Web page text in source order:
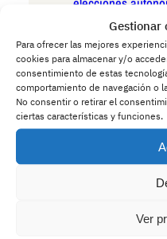
Gestionar
Para ofrecer las mejores
cookies para almacenar y/o
consentimiento de estas
comportamiento de navegación o
No consentir o retirar el
ciertas características y funciones.
Ver
mayo 15, 2026
Andalucía en la
las seis razones
VOX en las
autonómicas
mayo 15, 2026
Andalucía ante el
seis razones
Podemos en las
La Policía